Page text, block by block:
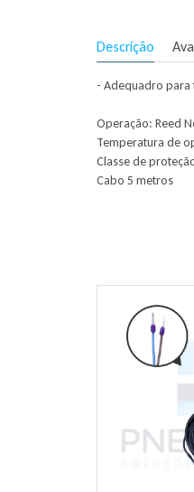
Descrição
- Adequadro
Operação: Reed
Temperatura de
Classe de
Cabo 5 metros